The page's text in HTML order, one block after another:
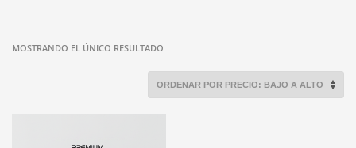
MOSTRANDO EL ÚNICO RESULTADO